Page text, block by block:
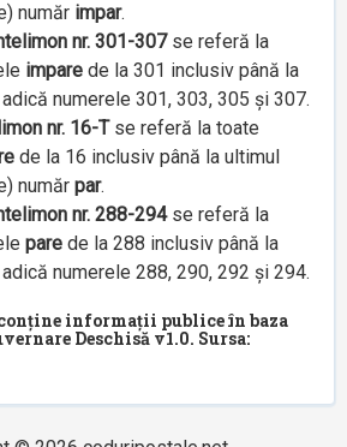
număr impar.
nr. 301-307se referă la
impare de la 301 inclusiv până la
numerele 301, 303, 305 și 307.
nr. 16-Tse referă la toate
de la 16 inclusiv până la ultimul
număr par.
nr. 288-294se referă la
pare de la 288 inclusiv până la
numerele 288, 290, 292 și 294.
informații publice în baza
Deschisă v1.0. Sursa: